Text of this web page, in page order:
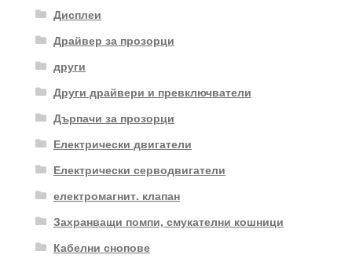
Дисплеи
Драйвер за прозорци
други
Други драйвери и превключватели
Дърпачи за прозорци
Електрически двигатели
Електрически серводвигатели
електромагнит. клапан
Захранващи помпи, смукателни кошници
Кабелни снопове